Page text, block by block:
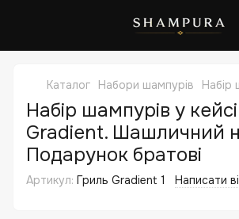
Каталог Набори шампурів Набір
Набір шампурів у
Gradient. Шашличний
Подарунок братові
Артикул: Гриль Gradient 1 Написати